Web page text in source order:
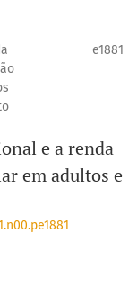
e1881
e a renda
em adultos e